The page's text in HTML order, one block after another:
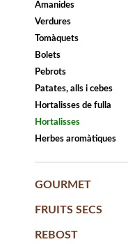
Amanides
Verdures
Tomàquets
Bolets
Pebrots
Patates, alls i cebes
Hortalisses de fulla
Hortalisses
Herbes aromàtiques
GOURMET
FRUITS SECS
REBOST